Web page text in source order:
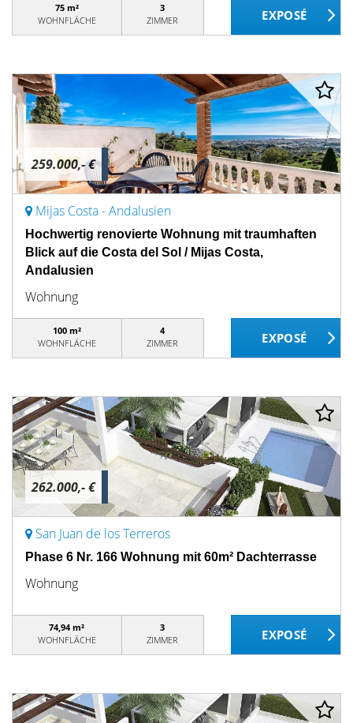
75 m²
WOHNFLÄCHE
3
ZIMMER
259.000,- €
Mijas Costa - Andalusien
Hochwertig renovierte Wohnung mit traumhaften
Blick auf die Costa del Sol / Mijas Costa,
Andalusien
Wohnung
100 m²
WOHNFLÄCHE
4
ZIMMER
262.000,- €
San Juan de los Terreros
Phase 6 Nr. 166 Wohnung mit 60m² Dachterrasse
Wohnung
74,94 m²
WOHNFLÄCHE
3
ZIMMER